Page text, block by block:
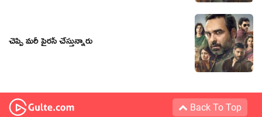
చెప్పి మరీ పైరసీ చేస్తున్నారు
Back To Top